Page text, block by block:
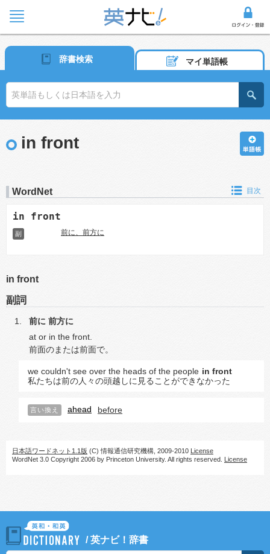
辞書検索 マイ単語帳
in front
WordNet 目次
in front
副 前に、前方に
in front
副詞
前に 前方に
at or in the front.
前面のまたは前面で。
we couldn't see over the heads of the people in front
私たちは前の人々の頭越しに見ることができなかった
言い換え ahead before
日本語ワードネット1.1版 (C) 情報通信研究機構, 2009-2010 License
WordNet 3.0 Copyright 2006 by Princeton University. All rights reserved. License
/英ナビ！辞書